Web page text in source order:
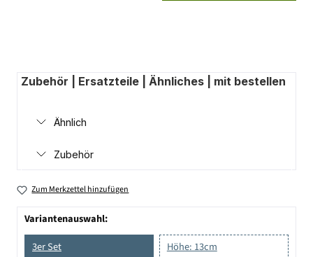
Zubehör | Ersatzteile | Ähnliches | mit bestellen
Ähnlich
Zubehör
Zum Merkzettel hinzufügen
Variantenauswahl:
3er Set
Höhe: 13cm